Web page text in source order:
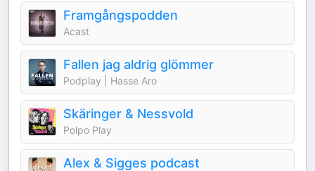
Framgångspodden
Acast
Fallen jag aldrig glömmer
Podplay | Hasse Aro
Skäringer & Nessvold
Polpo Play
Alex & Sigges podcast